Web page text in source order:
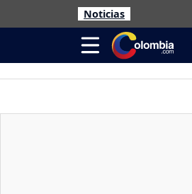
Noticias